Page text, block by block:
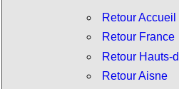
Retour Accueil
Retour France
Retour Hauts-
Retour Aisne